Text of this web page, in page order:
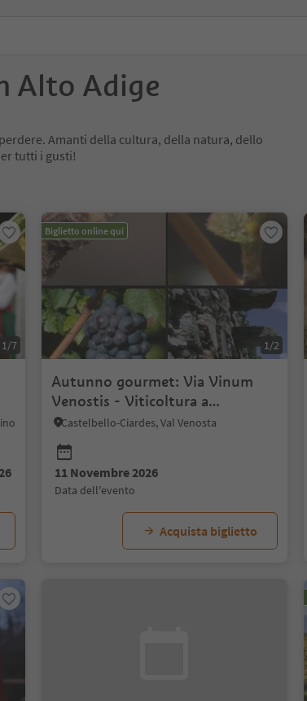
Alto Adige
Amanti della cultura, della natura, dello
tutti i gusti!
1/7
Biglietto online qui
1/2
Autunno gourmet: Via Vinum
Venostis - Viticoltura a
Castelbello:Tenuta Rebhof
Castelbello-Ciardes, Val Venosta
11 Novembre 2026
data dell'evento
Acquista biglietto